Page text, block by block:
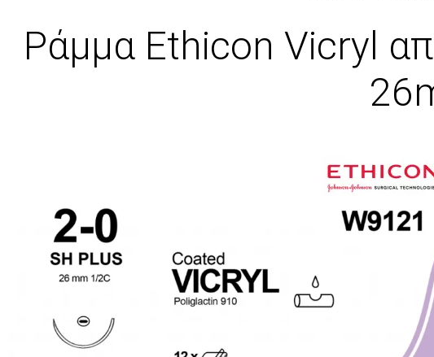
Ράμμα Ethicon Vicryl